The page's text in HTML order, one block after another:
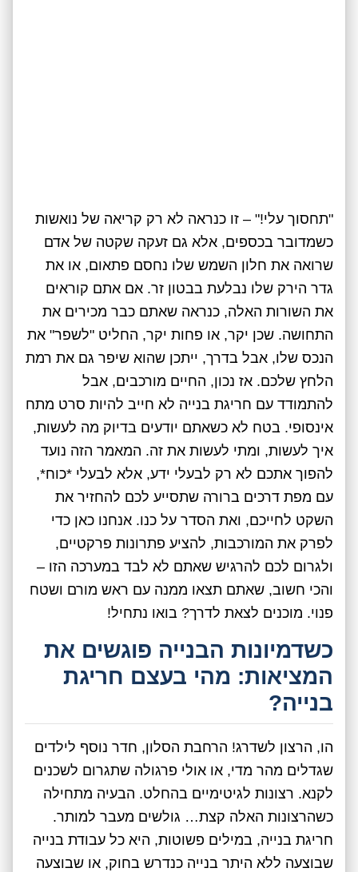
"תחסוך עלי!" – זו כנראה לא רק קריאה של נואשות
כשמדובר בכספים, אלא גם זעקה שקטה של אדם
שרואה את חלון השמש שלו נחסם פתאום, או את
גדר הירק שלו נבלעת בבטון זר. אם אתם קוראים
את השורות האלה, כנראה שאתם כבר מכירים את
התחושה. שכן יקר, או פחות יקר, החליט "לשפר" את
הנכס שלו, אבל בדרך, ייתכן שהוא שיפר גם את רמת
הלחץ שלכם. אז נכון, החיים מורכבים, אבל
להתמודד עם חריגת בנייה לא חייב להיות סרט מתח
אינסופי. בטח לא כשאתם יודעים בדיוק מה לעשות,
איך לעשות, ומתי לעשות את זה. המאמר הזה נועד
להפוך אתכם לא רק לבעלי ידע, אלא לבעלי *כוח*,
עם מפת דרכים ברורה שתסייע לכם להחזיר את
השקט לחייכם, ואת הסדר על כנו. אנחנו כאן כדי
לפרק את המורכבות, להציע פתרונות פרקטיים,
ולגרום לכם להרגיש שאתם לא לבד במערכה הזו –
והכי חשוב, שאתם תצאו ממנה עם ראש מורם ושטח
פנוי. מוכנים לצאת לדרך? בואו נתחיל!
כשדמיונות הבנייה פוגשים את
המציאות: מהי בעצם חריגת
בנייה?
הו, הרצון לשדרג! הרחבת הסלון, חדר נוסף לילדים
שגדלים מהר מדי, או אולי פרגולה שתגרום לשכנים
לקנא. רצונות לגיטימיים בהחלט. הבעיה מתחילה
כשהרצונות האלה קצת… גולשים מעבר למותר.
חריגת בנייה, במילים פשוטות, היא כל עבודת בנייה
שבוצעה ללא היתר בנייה כנדרש בחוק, או שבוצעה